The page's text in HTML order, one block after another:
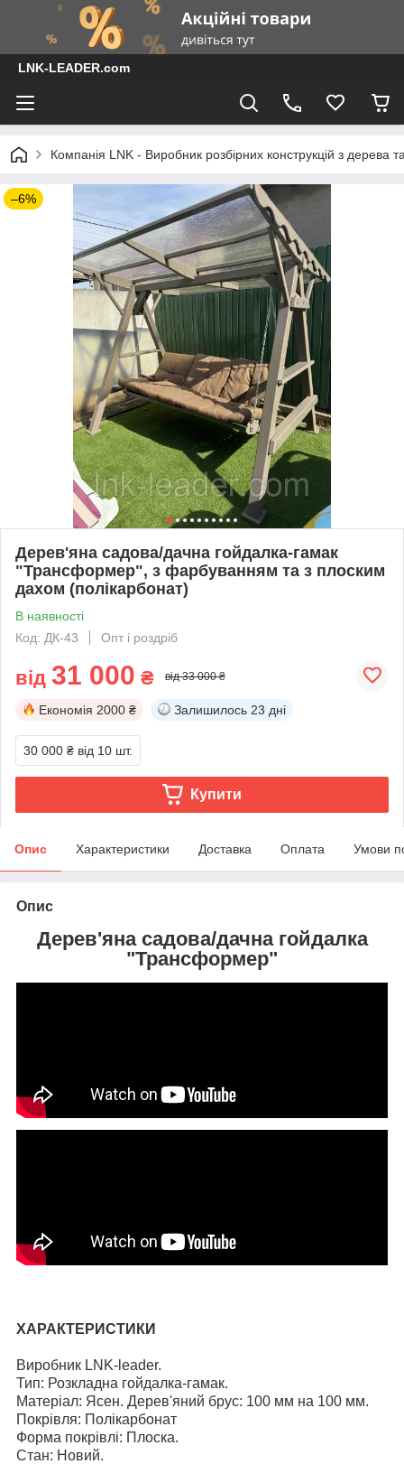
LNK-LEADER.com
Компанія LNK - Виробник розбірних конструкцій з дерева
–6%
Дерев'яна садова/дачна гойдалка-гамак
"Трансформер", з фарбуванням та з плоским
дахом (полікарбонат)
В наявності
Код: ДК-43
Опт і роздріб
від 31 000 ₴ від 33 000 ₴
Економія 2000 ₴ Залишилось 23 дні
30 000 ₴ від 10 шт.
Купити
Опис Характеристики Доставка Оплата Умови
Опис
Дерев'яна садова/дачна гойдалка
"Трансформер"
ХАРАКТЕРИСТИКИ
Виробник LNK-leader.
Тип: Розкладна гойдалка-гамак.
Матеріал: Ясен. Дерев'яний брус: 100 мм на 100 мм.
Покрівля: Полікарбонат
Форма покрівлі: Плоска.
Стан: Новий.